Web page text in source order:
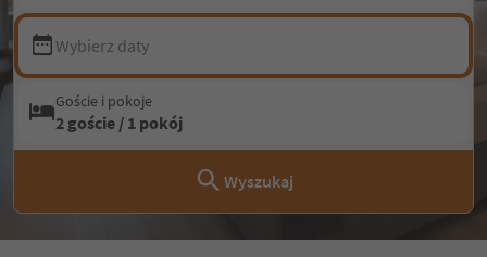
Wybierz daty
Goście i pokoje
2 goście / 1 pokój
Wyszukaj